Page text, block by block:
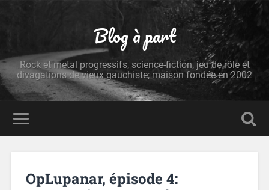
Blog à part
Rock et metal progressifs, science-fiction, jeu de rôle et
divagations de vieux gauchiste; maison fondée en 2002
OpLupanar, épisode 4: